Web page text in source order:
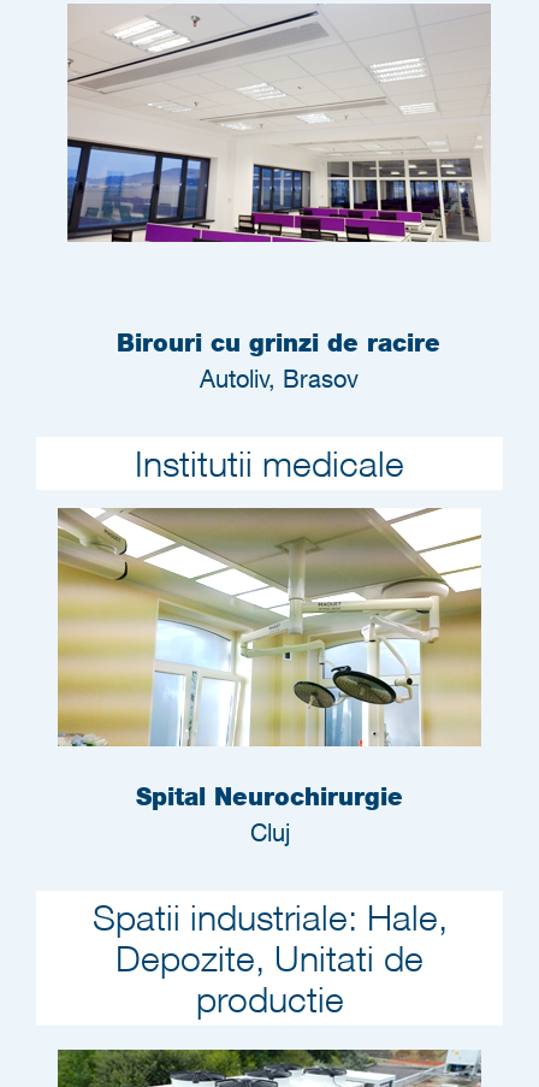
Birouri cu grinzi de racire
Autoliv, Brasov
Institutii medicale
Spital Neurochirurgie
Cluj
Spatii industriale: Hale,
Depozite, Unitati de
productie